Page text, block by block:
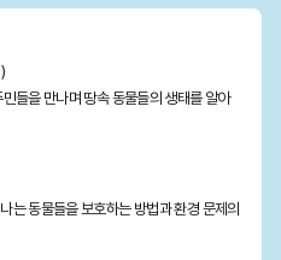
들을 만나며 땅속 동물들의 생태를 알아
는 동물들을 보호하는 방법과 환경 문제의